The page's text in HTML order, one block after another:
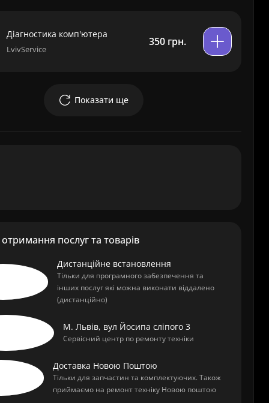
Діагностика комп'ютера
LvivService
350 грн.
Показати ще
послуг та товарів
Дистанційне встановлення
Тільки для програмного забезпечення та
інших послуг які можна виконати віддалено
(дистанційно)
М. Львів, вул Йосипа сліпого 3
Сервісний центр по ремонту техніки
Доставка Новою Поштою
Тільки для запчастин та комплектуючих. Також
приймаємо на ремонт техніку Новою поштою